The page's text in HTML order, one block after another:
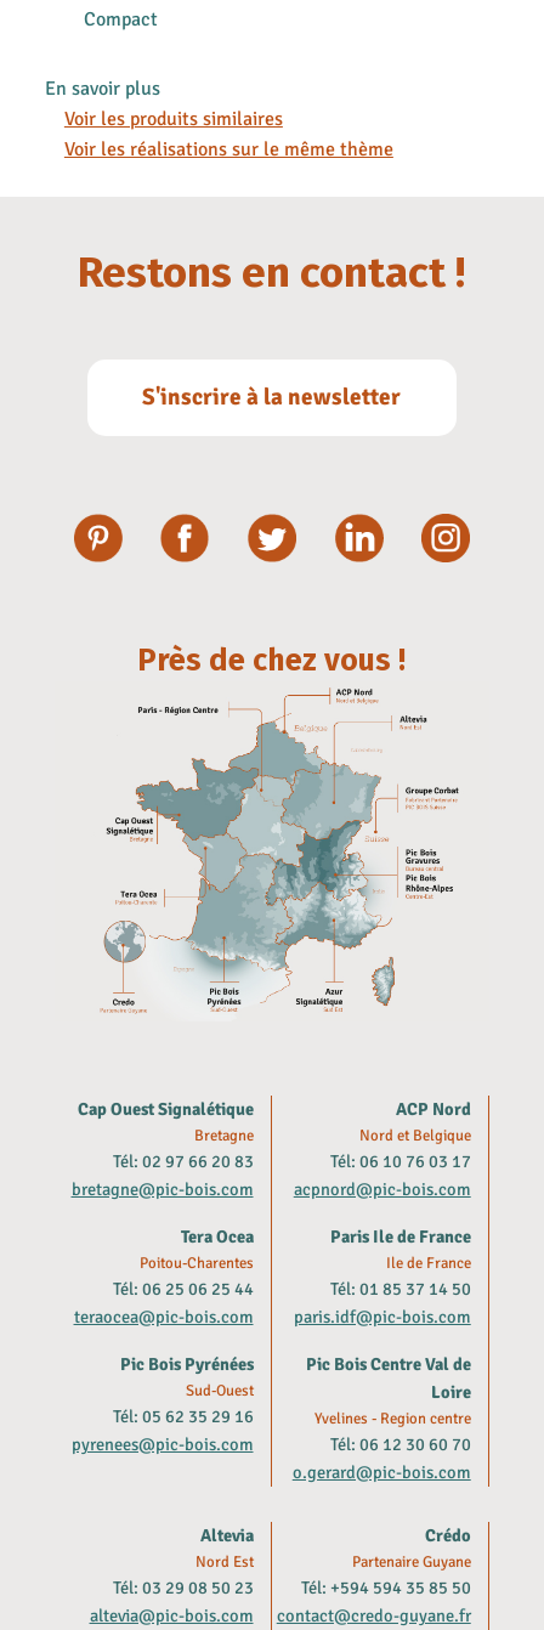
Compact
En savoir plus
Voir les produits similaires
Voir les réalisations sur le même thème
Restons en contact !
S'inscrire à la newsletter
Près de chez vous !
Cap Ouest Signalétique
Bretagne
Tél: 02 97 66 20 83
bretagne@pic-bois.com
Tera Ocea
Poitou-Charentes
Tél: 06 25 06 25 44
teraocea@pic-bois.com
Pic Bois Pyrénées
Sud-Ouest
Tél: 05 62 35 29 16
pyrenees@pic-bois.com
ACP Nord
Nord et Belgique
Tél: 06 10 76 03 17
acpnord@pic-bois.com
Paris Ile de France
Ile de France
Tél: 01 85 37 14 50
paris.idf@pic-bois.com
Pic Bois Centre Val de
Loire
Yvelines - Region centre
Tél: 06 12 30 60 70
o.gerard@pic-bois.com
Altevia
Nord Est
Tél: 03 29 08 50 23
altevia@pic-bois.com
Crédo
Partenaire Guyane
Tél: +594 594 35 85 50
contact@credo-guyane.fr